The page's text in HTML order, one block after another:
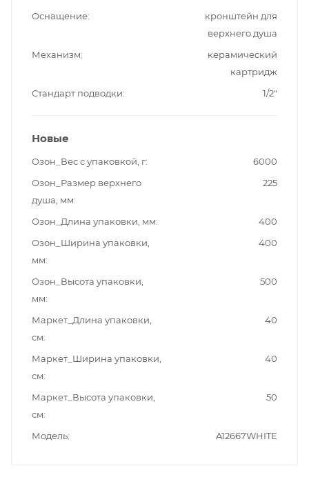
Оснащение
кронштейн для
верхнего душа
Механизм
керамический
картридж
Стандарт подводки
1/2"
Новые
Озон_Вес с упаковкой, г
6000
Озон_Размер верхнего
душа, мм
225
Озон_Длина упаковки, мм
400
Озон_Ширина упаковки,
мм
400
Озон_Высота упаковки,
мм
500
Маркет_Длина упаковки,
см
40
Маркет_Ширина упаковки,
см
40
Маркет_Высота упаковки,
см
50
Модель A12667WHITE